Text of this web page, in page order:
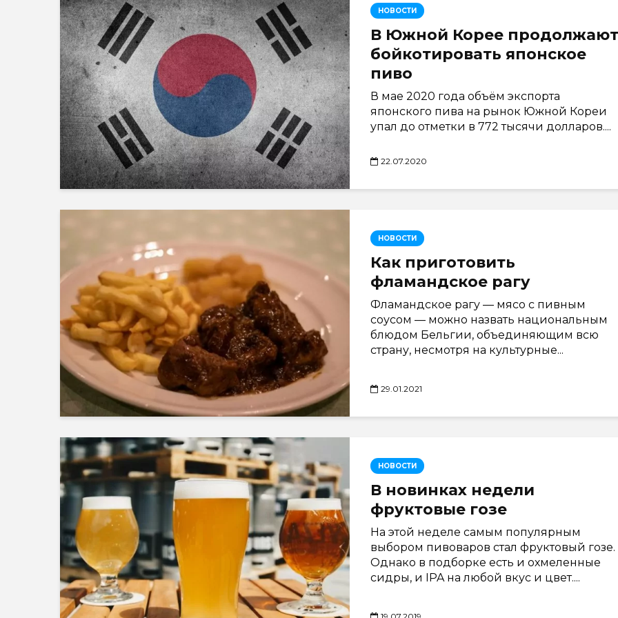
НОВОСТИ
В Южной Корее продолжают
бойкотировать японское
пиво
В мае 2020 года объём экспорта
японского пива на рынок Южной Кореи
упал до отметки в 772 тысячи долларов....
22.07.2020
НОВОСТИ
Как приготовить
фламандское рагу
Фламандское рагу — мясо с пивным
соусом — можно назвать национальным
блюдом Бельгии, объединяющим всю
страну, несмотря на культурные...
29.01.2021
НОВОСТИ
В новинках недели
фруктовые гозе
На этой неделе самым популярным
выбором пивоваров стал фруктовый гозе.
Однако в подборке есть и охмеленные
сидры, и IPA на любой вкус и цвет....